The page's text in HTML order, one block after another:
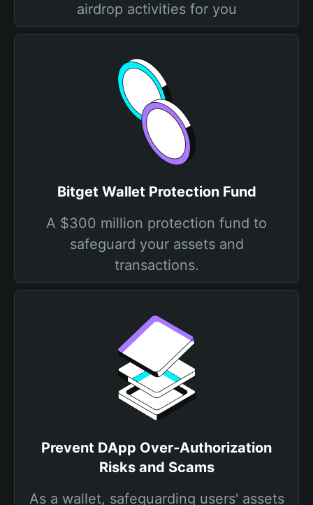
airdrop activities for you
Bitget Wallet Protection Fund
A $300 million protection fund to
safeguard your assets and
transactions.
Prevent DApp Over-Authorization
Risks and Scams
As a wallet, safeguarding users' assets